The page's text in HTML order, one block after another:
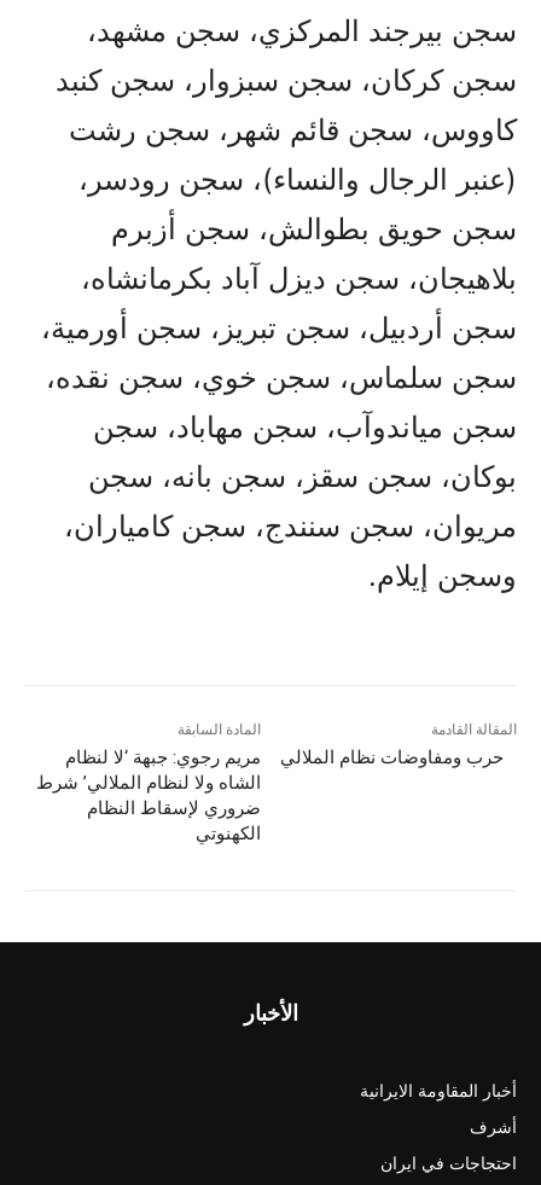
سجن بيرجند المركزي، سجن مشهد،
سجن كركان، سجن سبزوار، سجن كنبد
كاووس، سجن قائم شهر، سجن رشت
(عنبر الرجال والنساء)، سجن رودسر،
سجن حويق بطوالش، سجن أزبرم
بلاهيجان، سجن ديزل آباد بكرمانشاه،
سجن أردبيل، سجن تبريز، سجن أورمية،
سجن سلماس، سجن خوي، سجن نقده،
سجن مياندوآب، سجن مهاباد، سجن
بوكان، سجن سقز، سجن بانه، سجن
مريوان، سجن سنندج، سجن كامياران،
وسجن إيلام.
المادة السابقة
مريم رجوي: جبهة ‘لا لنظام
الشاه ولا لنظام الملالي’ شرط
ضروري لإسقاط النظام
الكهنوتي
المقالة القادمة
حرب ومفاوضات نظام الملالي
الأخبار
أخبار المقاومة الايرانية
أشرف
احتجاجات في ايران